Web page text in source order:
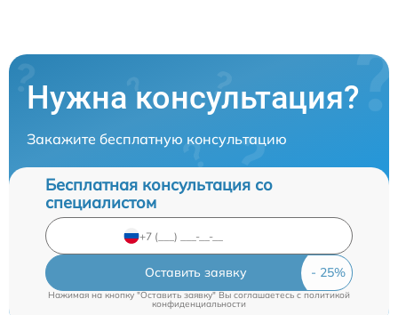
Нужна консультация?
Закажите бесплатную консультацию
Бесплатная консультация со
специалистом
Оставить заявку
Нажимая на кнопку "Оставить заявку" Вы соглашаетесь c политикой
конфиденциальности